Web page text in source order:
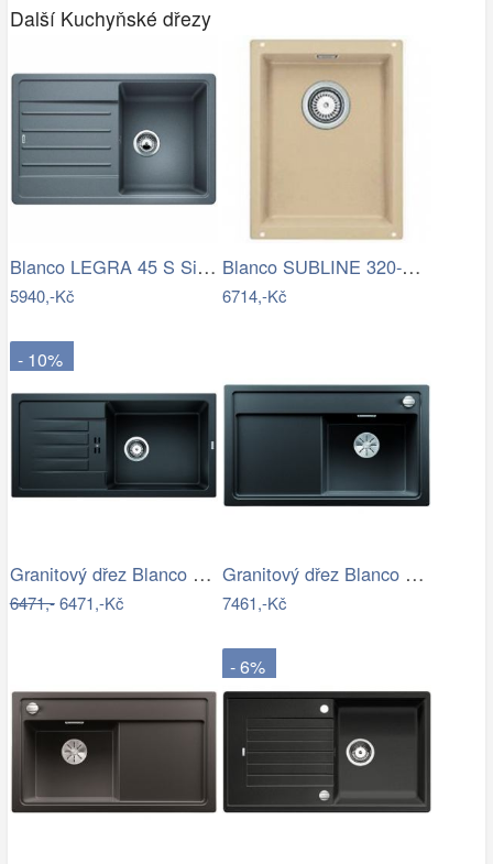
Další Kuchyňské dřezy
Blanco LEGRA 45 S Silgranit aluminium…
5940,-Kč
Blanco SUBLINE 320-U Silgranit béžová…
6714,-Kč
- 10%
Granitový dřez Blanco FAVUM XL 6 S…
6471,-6471,-Kč
Granitový dřez Blanco ZENAR 45 S InFino…
7461,-Kč
- 6%